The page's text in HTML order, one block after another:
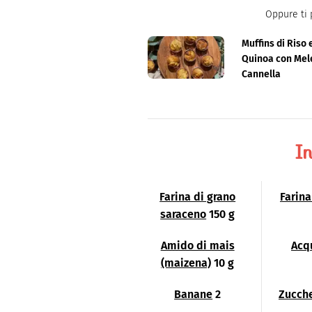
Gluten Free", panificio/
creazione di ricette.
Oppure ti
Muffins di Riso
Quinoa con
Cannella
Farina di grano
saraceno 150 g
Amido di mais
(maizena) 10 g
Banane 2